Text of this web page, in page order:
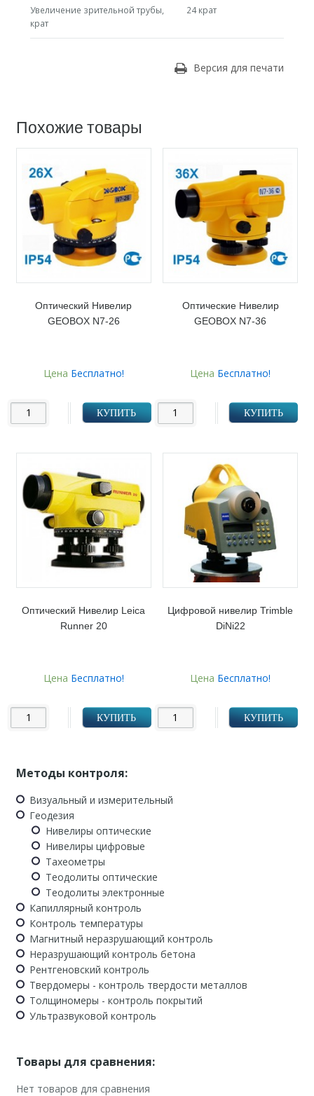
Увеличение зрительной трубы,
крат
24 крат
Версия для печати
Похожие товары
Оптический Нивелир
GEOBOX N7-26
Цена Бесплатно!
КУПИТЬ
Оптические Нивелир
GEOBOX N7-36
Цена Бесплатно!
КУПИТЬ
Оптический Нивелир Leica
Runner 20
Цена Бесплатно!
КУПИТЬ
Цифровой нивелир Trimble
DiNi22
Цена Бесплатно!
КУПИТЬ
Методы контроля:
Визуальный и измерительный
Геодезия
Нивелиры оптические
Нивелиры цифровые
Тахеометры
Теодолиты оптические
Теодолиты электронные
Капиллярный контроль
Контроль температуры
Магнитный неразрушающий контроль
Неразрушающий контроль бетона
Рентгеновский контроль
Твердомеры - контроль твердости металлов
Толщиномеры - контроль покрытий
Ультразвуковой контроль
Товары для сравнения:
Нет товаров для сравнения